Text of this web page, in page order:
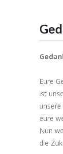
Eure
ist
unsere
eure
Nun
die